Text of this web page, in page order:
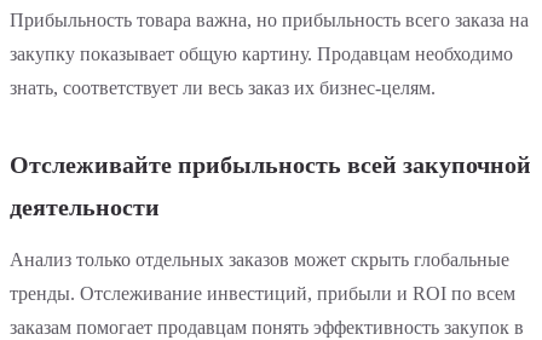
Прибыльность товара важна, но прибыльность всего заказа на
закупку показывает общую картину. Продавцам необходимо
знать, соответствует ли весь заказ их бизнес-целям.
Отслеживайте прибыльность всей закупочной
деятельности
Анализ только отдельных заказов может скрыть глобальные
тренды. Отслеживание инвестиций, прибыли и ROI по всем
заказам помогает продавцам понять эффективность закупок в